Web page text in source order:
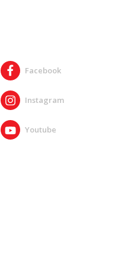
Facebook
Instagram
Youtube